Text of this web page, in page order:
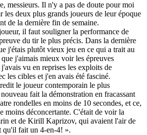
messieurs. Il n'y a pas de doute pour moi
les deux plus grands joueurs de leur époque
de la dernière fin de semaine.
il faut souligner la performance de
du tir le plus précis. Dans la dernière
j'étais plutôt vieux jeu en ce qui a trait au
j'aimais mieux voir les épreuves
vu en reprises les exploits de
les cibles et j'en avais été fasciné.
le joueur contemporain le plus
fait la démonstration en fracassant
rondelles en moins de 10 secondes, et ce,
moins déconcertante. C'était de voir la
et de Kirill Kaprizov, qui avaient l'air de
qu'il fait un 4-en-4! ».